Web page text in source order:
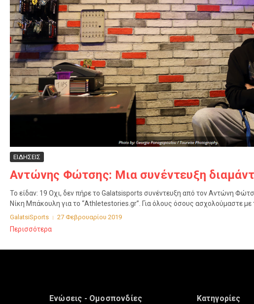
ΕΙΔΗΣΕΙΣ
Αντώνης Φώτσης: Μια συνέντευξη
Το είδαν: 19 Οχι, δεν πήρε το Galatsisports συνέντευξη από τον Αντώνη
Νίκη Μπάκουλη για το “Athletestories.gr”. Για όλους όσους ασχολούμαστε με
GalatsiSports 27 Φεβρουαρίου 2019
Περισσότερα
Ενώσεις - Ομοσπονδίες Κατηγορίες